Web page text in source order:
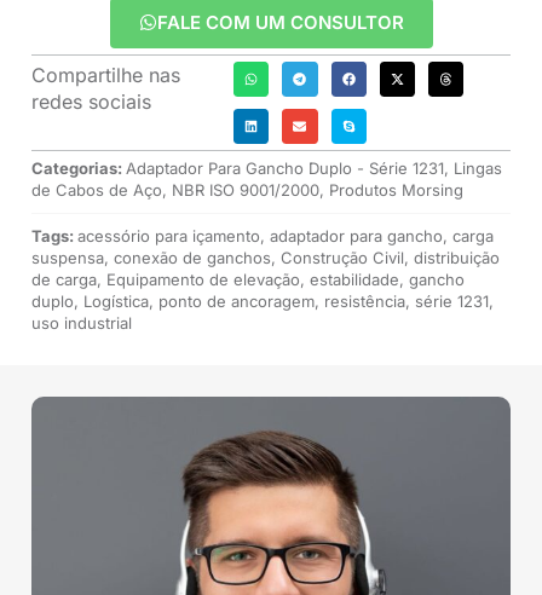
FALE COM UM CONSULTOR
Compartilhe nas
redes sociais
Categorias: Adaptador Para Gancho Duplo - Série 1231, Lingas
de Cabos de Aço, NBR ISO 9001/2000, Produtos Morsing
Tags: acessório para içamento, adaptador para gancho, carga
suspensa, conexão de ganchos, Construção Civil, distribuição
de carga, Equipamento de elevação, estabilidade, gancho
duplo, Logística, ponto de ancoragem, resistência, série 1231,
uso industrial